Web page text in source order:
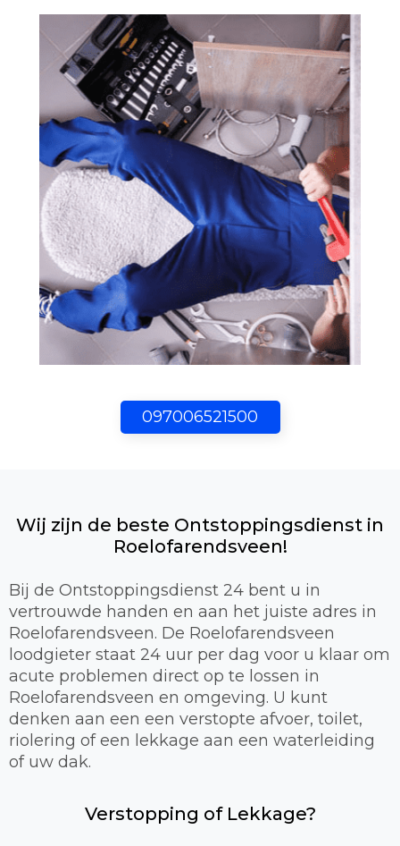
097006521500
Wij zijn de beste Ontstoppingsdienst in
Roelofarendsveen!
Bij de Ontstoppingsdienst 24 bent u in
vertrouwde handen en aan het juiste adres in
Roelofarendsveen. De Roelofarendsveen
loodgieter staat 24 uur per dag voor u klaar om
acute problemen direct op te lossen in
Roelofarendsveen en omgeving. U kunt
denken aan een een verstopte afvoer, toilet,
riolering of een lekkage aan een waterleiding
of uw dak.
Verstopping of Lekkage?